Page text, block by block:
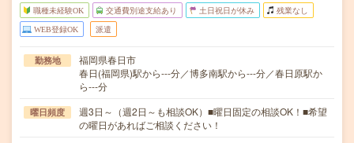
職種未経験OK 交通費別途支給あり 土日祝日が休み 残業なし
WEB登録OK 派遣
勤務地
福岡県春日市
春日(福岡県)駅から---分／博多南駅から---分／春日原駅か
ら---分
曜日頻度
週3日～（週2日～も相談OK）■曜日固定の相談OK！■希望
の曜日があればご相談ください！